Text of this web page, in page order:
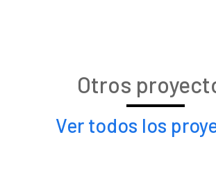
Otros
Ver todos los